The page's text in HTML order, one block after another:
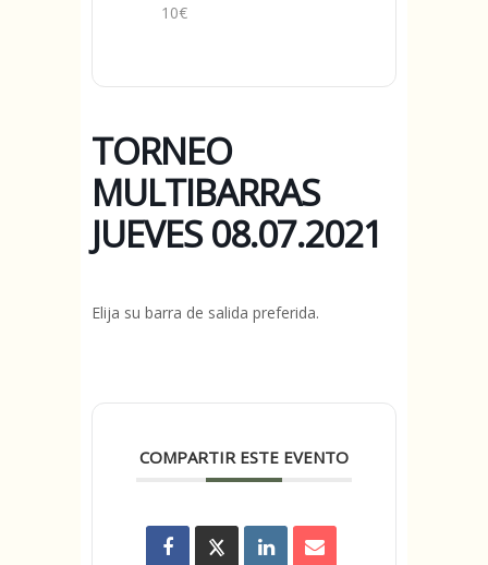
10€
TORNEO
MULTIBARRAS
JUEVES 08.07.2021
Elija su barra de salida preferida.
COMPARTIR ESTE EVENTO